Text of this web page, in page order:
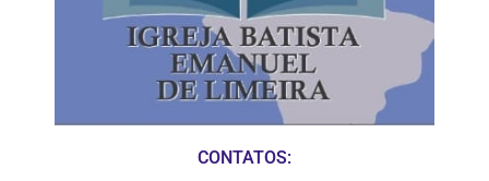
CONTATOS: